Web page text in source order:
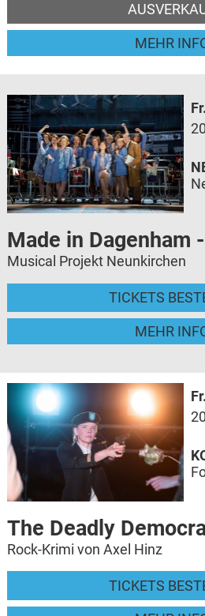
MEHR
Made in Dagenham
Musical Projekt Neunkirchen
TICKETS
MEHR
The Deadly
Rock-Krimi von Axel Hinz
TICKETS